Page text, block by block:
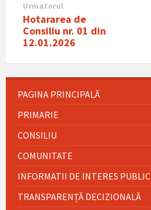
Urmatorul
Hotararea de
Consiliu nr. 01 din
12.01.2026
PAGINA PRINCIPALĂ
PRIMARIE
CONSILIU
COMUNITATE
INFORMATII DE INTERES PUBLIC
TRANSPARENȚĂ DECIZIONALĂ